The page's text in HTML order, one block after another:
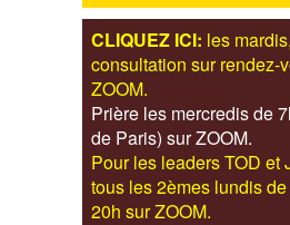
CLIQUEZ ICI: les
consultation sur rendez-
ZOOM.
Prière les mercredis de
de Paris) sur ZOOM.
Pour les leaders TOD et
tous les 2èmes lundis
20h sur ZOOM.